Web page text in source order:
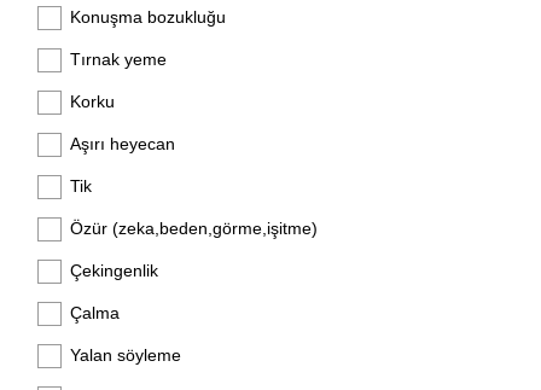
Konuşma bozukluğu
Tırnak yeme
Korku
Aşırı heyecan
Tik
Özür (zeka,beden,görme,işitme)
Çekingenlik
Çalma
Yalan söyleme